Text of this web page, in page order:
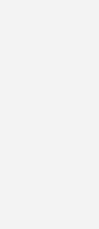
25% mit
erweitert
sind. Das
Norm.
MwSt.
erforderlich
auf Anfrage.
Server.